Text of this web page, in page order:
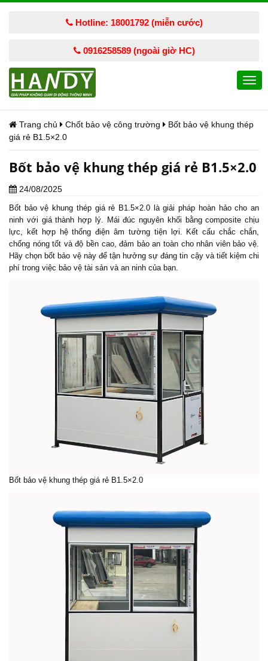
Hotline: 18001792 (miễn cước)
0916258589 (ngoài giờ HC)
Trang chủ Chốt bảo vệ công trường
Bốt bảo vệ khung thép
giá rẻ B1.5×2.0
Bốt bảo vệ khung thép giá rẻ B1.5×2.0
24/08/2025
Bốt bảo vệ khung thép giá rẻ B1.5×2.0 là giải pháp hoàn hảo cho an
ninh với giá thành hợp lý. Mái đúc nguyên khối bằng composite chịu
lực, kết hợp hệ thống điện âm tường tiện lợi. Kết cấu chắc chắn,
chống nóng tốt và độ bền cao, đảm bảo an toàn cho nhân viên bảo vệ.
Hãy chọn bốt bảo vệ này để tận hưởng sự đáng tin cậy và tiết kiệm chi
phí trong việc bảo vệ tài sản và an ninh của bạn.
Bốt bảo vệ khung thép giá rẻ B1.5×2.0